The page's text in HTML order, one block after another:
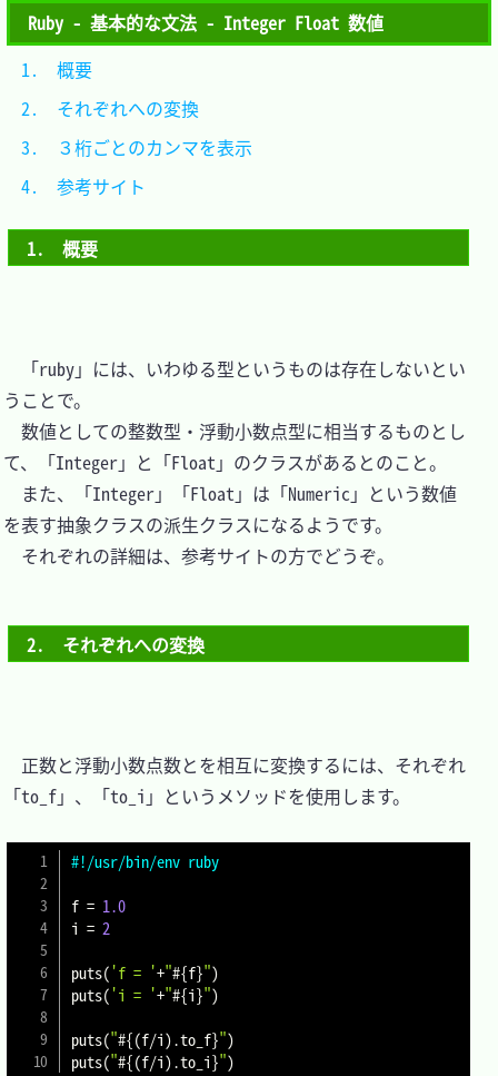
Ruby - 基本的な文法 - Integer Float 数値
1.　概要
「ruby」には、いわゆる型というものは存在しないとい
うことで。
数値としての整数型・浮動小数点型に相当するものとし
て、「Integer」と「Float」のクラスがあるとのこと。
また、「Integer」「Float」は「Numeric」という数値
を表す抽象クラスの派生クラスになるようです。
それぞれの詳細は、参考サイトの方でどうぞ。
2.　それぞれへの変換
正数と浮動小数点数とを相互に変換するには、それぞれ
「to_f」、「to_i」というメソッドを使用します。
#!/usr/bin/env ruby
f = 1.0
i = 2
puts('f = '+"#{f}")
puts('i = '+"#{i}")
puts("#{(f/i).to_f}")
puts("#{(f/i).to_i}")